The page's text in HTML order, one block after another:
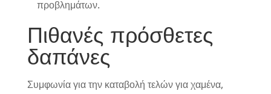
προβλημάτων.
Πιθανές πρόσθετες
δαπάνες
Συμφωνία για την καταβολή τελών για χαμένα,